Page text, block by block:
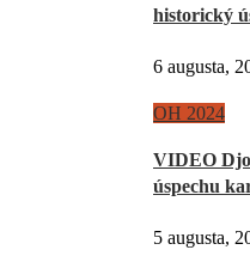
historický
6 augusta,
OH 2024
VIDEO
úspechu
5 augusta,